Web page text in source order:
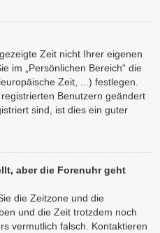
Zeit nicht Ihrer eigenen
im „Persönlichen Bereich“ die
Zeit, ...) festlegen.
Benutzern geändert
sind, ist dies ein guter
aber die Forenuhr geht
die Zeitzone und die
und die Zeit trotzdem noch
vermutlich falsch. Kontaktieren